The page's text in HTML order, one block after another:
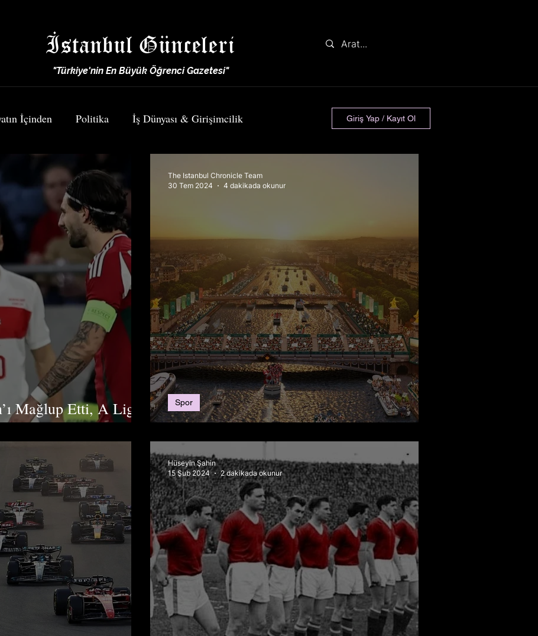
İstanbul Günceleri
"Türkiye'nin En Büyük Öğrenci Gazetesi"
İçinden Politika İş Dünyası & Girişimcilik Giriş Yap / Kayıt Ol
Mağlup Etti, A Ligi
Yaz Olimpiyatları: Küresel Bir Gelenek
Spor
The Istanbul Chronicle Team
30 Tem 2024
4 dakikada okunur
Hüseyin Şahin
15 Şub 2024
2 dakikada okunur